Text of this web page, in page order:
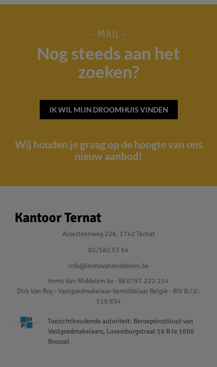
- MAIL -
Nog steeds aan het
zoeken?
IK WIL MIJN DROOMHUIS VINDEN
Wij houden je graag op de hoogte van ons
nieuw aanbod!
Kantoor Ternat
Assesteenweg 228, 1742 Ternat
02/582 53 64
info@immovanmiddelem.be
Immo Van Middelem bv - BE0797.222.214
Dirk Van Roy - Vastgoedmakelaar-bemiddelaar België - BIV B.I.V.:
510 654
Toezichthoudende autoriteit: Beroepsinstituut van
Vastgoedmakelaars, Luxemburgstraat 16 B te 1000
Brussel